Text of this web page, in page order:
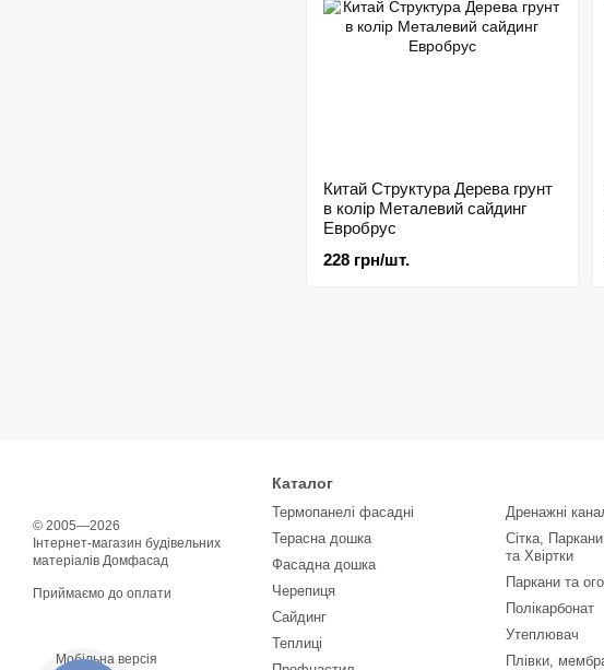
Китай Структура Дерева грунт
в колір Металевий сайдинг
Евробрус
228 грн/шт.
© 2005—2026
Інтернет-магазин будівельних
матеріалів Домфасад
Приймаємо до оплати
Мобільна версія
Каталог
Термопанелі фасадні
Терасна дошка
Фасадна дошка
Черепиця
Сайдинг
Теплиці
Дренажні
Сітка,
та Хвіртки
Паркани та
Полікарбонат
Утеплювач
Плівки,